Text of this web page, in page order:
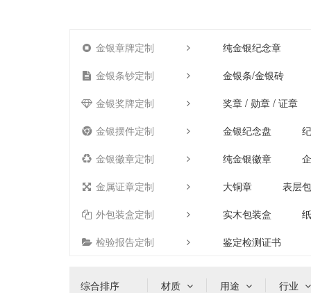
金银章牌定制
纯金银纪念章
金银条钞定制
金银条/金银砖
金银奖牌定制
奖章 / 勋章 / 证章
金银摆件定制
金银纪念盘
金银徽章定制
纯金银徽章
金属证章定制
大铜章
表层
外包装盒定制
实木包装盒
检验报告定制
鉴定检测证书
综合排序 材质 用途 行业